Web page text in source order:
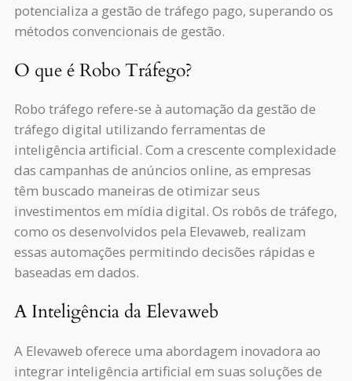
potencializa a gestão de tráfego pago, superando os
métodos convencionais de gestão.
O que é Robo Tráfego?
Robo tráfego refere-se à automação da gestão de
tráfego digital utilizando ferramentas de
inteligência artificial. Com a crescente complexidade
das campanhas de anúncios online, as empresas
têm buscado maneiras de otimizar seus
investimentos em mídia digital. Os robôs de tráfego,
como os desenvolvidos pela Elevaweb, realizam
essas automações permitindo decisões rápidas e
baseadas em dados.
A Inteligência da Elevaweb
A Elevaweb oferece uma abordagem inovadora ao
integrar inteligência artificial em suas soluções de